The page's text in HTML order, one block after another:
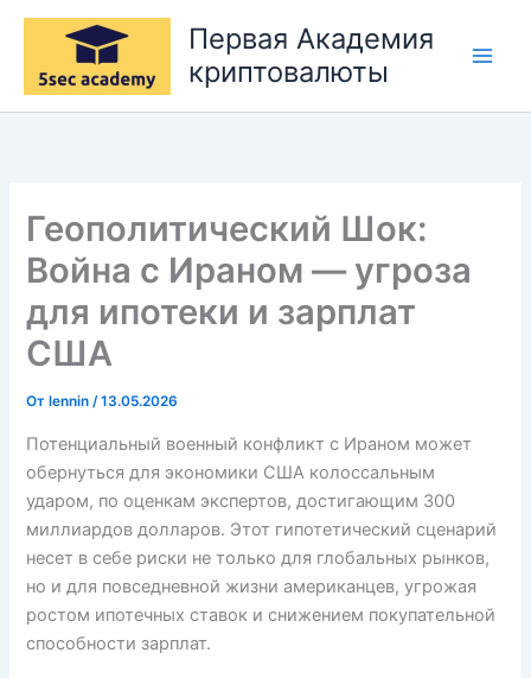
Перейти
содержимому
Первая Академия
криптовалюты
Геополитический Шок:
Война с Ираном — угроза
для ипотеки и зарплат
США
От lennin/13.05.2026
Потенциальный военный конфликт с Ираном может
обернуться для экономики США колоссальным
ударом, по оценкам экспертов, достигающим 300
миллиардов долларов. Этот гипотетический сценарий
несет в себе риски не только для глобальных рынков,
но и для повседневной жизни американцев, угрожая
ростом ипотечных ставок и снижением покупательной
способности зарплат.